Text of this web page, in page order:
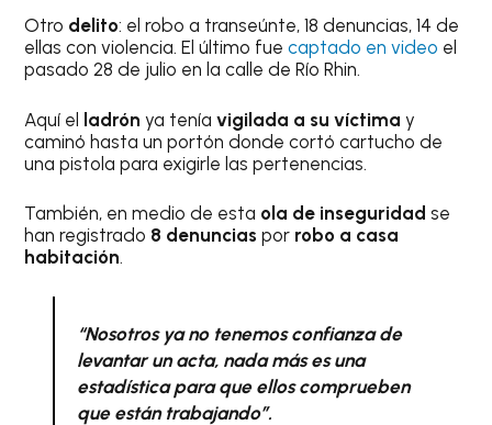
Otro delito: el robo a transeúnte, 18 denuncias, 14 de
ellas con violencia. El último fuecaptado en video el
pasado 28 de julio en la calle de Río Rhin.
Aquí el ladrónya teníavigilada a su víctima y
caminó hasta un portón donde cortó cartucho de
una pistola para exigirle las pertenencias.
También, en medio de esta ola de inseguridad se
han registrado 8 denuncias por robo a casa
habitación.
“Nosotros ya no tenemos confianza de
levantar un acta, nada más es una
estadística para que ellos comprueben
que están trabajando”.